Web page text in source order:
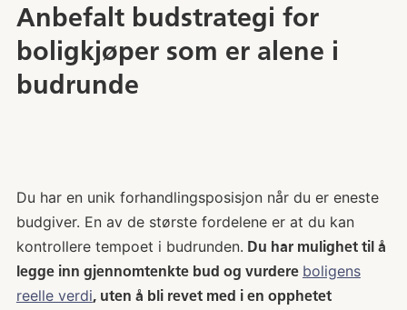
Anbefalt budstrategi for
boligkjøper som er alene i
budrunde
Du har en unik forhandlingsposisjon når du er eneste
budgiver. En av de største fordelene er at du kan
kontrollere tempoet i budrunden. Du har mulighet til å
legge inn gjennomtenkte bud og vurdere boligens
reelle verdi, uten å bli revet med i en opphetet